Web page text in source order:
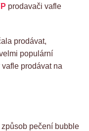
prodavači vafle
prodávat,
populární
prodávat na
pečení bubble